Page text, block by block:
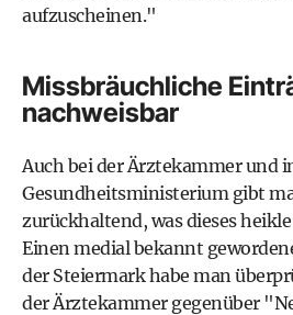
aufzuscheinen."
Missbräuchliche
nachweisbar
Auch bei der Ärztekammer und
Gesundheitsministerium gibt
zurückhaltend, was dieses
Einen medial bekannt
der Steiermark habe man
der Ärztekammer gegenüber